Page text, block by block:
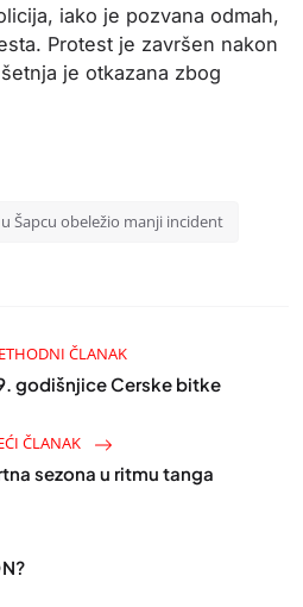
iako je pozvana odmah,
Protest je završen nakon
je otkazana zbog
Šapcu obeležio manji incident
ČLANAK
godišnjice Cerske bitke
ČLANAK
sezona u ritmu tanga